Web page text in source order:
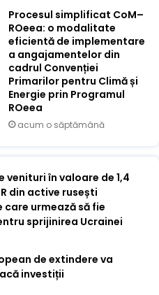
Procesul simplificat CoM–
ROeea: o modalitate
eficientă de implementare
a angajamentelor din
cadrul Convenției
Primarilor pentru Climă și
Energie prin Programul
ROeea
acum o săptămână
venituri în valoare de 1,4
din active rusești
urmează să fie
sprijinirea Ucrainei
de extindere va
investiții